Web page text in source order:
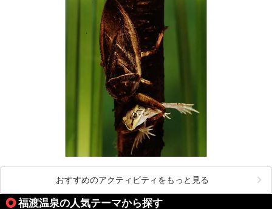
おすすめのアクティビティをもっと見る
福渡温泉の人気テーマから探す